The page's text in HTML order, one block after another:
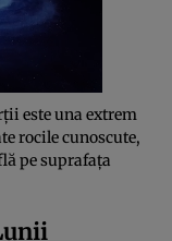
este una extrem
rocile cunoscute,
pe suprafața